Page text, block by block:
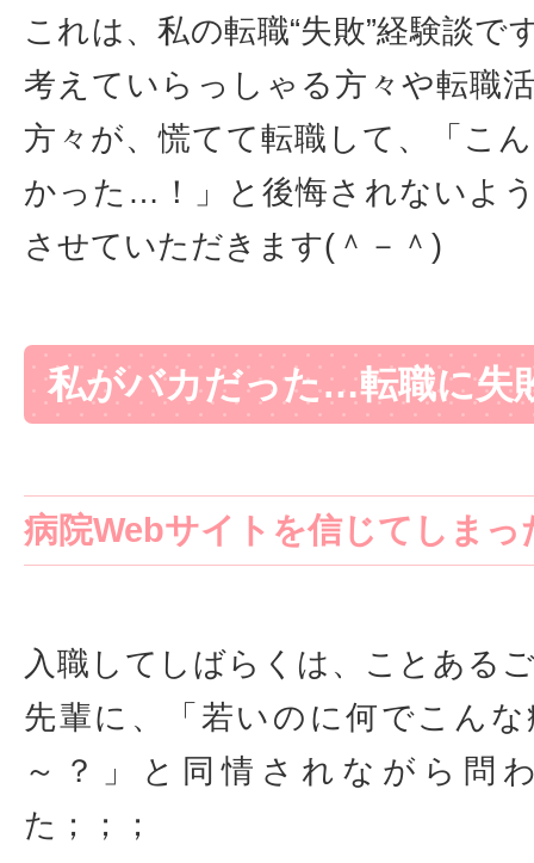
これは、私の転職“失敗”経験談で
考えていらっしゃる方々や転職
方々が、慌てて転職して、「こ
かった…！」と後悔されないよ
させていただきます(＾－＾)ゝ
私がバカだった…転職に失
病院Webサイトを信じてしま
入職してしばらくは、ことある
先輩に、「若いのに何でこん
～？」と同情されながら問
た；；；